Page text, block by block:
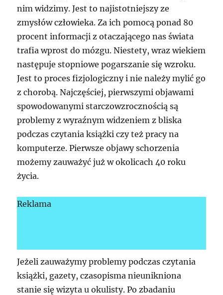
nim widzimy. Jest to najistotniejszy ze
zmysłów człowieka. Za ich pomocą ponad 80
procent informacji z otaczającego nas świata
trafia wprost do mózgu. Niestety, wraz wiekiem
następuje stopniowe pogarszanie się wzroku.
Jest to proces fizjologiczny i nie należy mylić go
z chorobą. Najczęściej, pierwszymi objawami
spowodowanymi starczowzrocznością są
problemy z wyraźnym widzeniem z bliska
podczas czytania książki czy też pracy na
komputerze. Pierwsze objawy schorzenia
możemy zauważyć już w okolicach 40 roku
życia.
Reklama
Jeżeli zauważymy problemy podczas czytania
książki, gazety, czasopisma nieunikniona
stanie się wizyta u okulisty. Po zbadaniu